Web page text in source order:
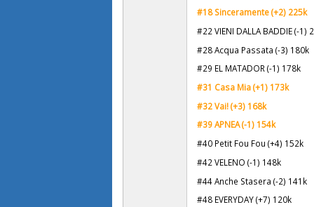
#18 Sinceramente (+2) 225k
#22 VIENI DALLA BADDIE (-1)
#28 Acqua Passata (-3) 180k
#29 EL MATADOR (-1) 178k
#31 Casa Mia (+1) 173k
#32 Vai! (+3) 168k
#39 APNEA (-1) 154k
#40 Petit Fou Fou (+4) 152k
#42 VELENO (-1) 148k
#44 Anche Stasera (-2) 141k
#48 EVERYDAY (+7) 120k